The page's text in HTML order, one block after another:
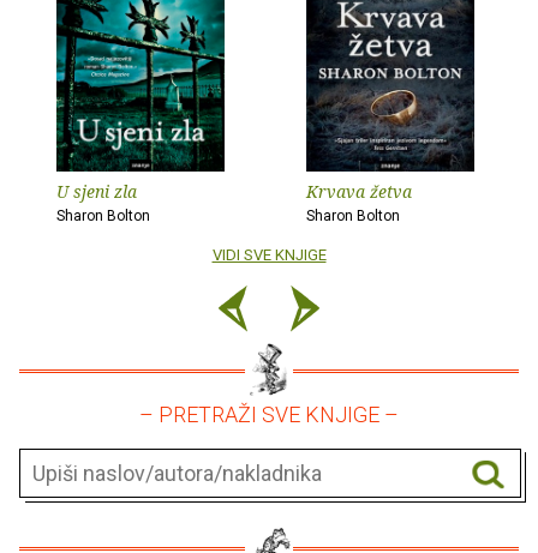
U sjeni zla
Sharon Bolton
Krvava žetva
Sharon Bolton
VIDI SVE KNJIGE
– PRETRAŽI SVE KNJIGE –